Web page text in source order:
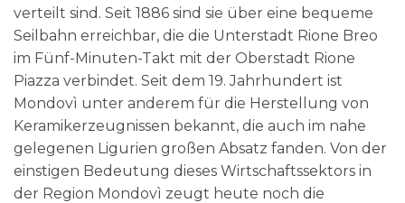
verteilt sind. Seit 1886 sind sie über eine bequeme
Seilbahn erreichbar, die die Unterstadt Rione Breo
im Fünf-Minuten-Takt mit der Oberstadt Rione
Piazza verbindet. Seit dem 19. Jahrhundert ist
Mondovì unter anderem für die Herstellung von
Keramikerzeugnissen bekannt, die auch im nahe
gelegenen Ligurien großen Absatz fanden. Von der
einstigen Bedeutung dieses Wirtschaftssektors in
der Region Mondovì zeugt heute noch die